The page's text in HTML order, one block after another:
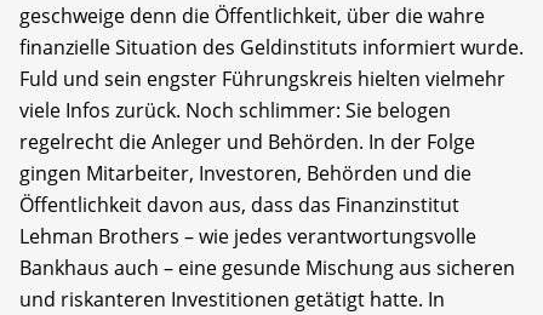
geschweige denn die Öffentlichkeit, über die wahre
finanzielle Situation des Geldinstituts informiert wurde.
Fuld und sein engster Führungskreis hielten vielmehr
viele Infos zurück. Noch schlimmer: Sie belogen
regelrecht die Anleger und Behörden. In der Folge
gingen Mitarbeiter, Investoren, Behörden und die
Öffentlichkeit davon aus, dass das Finanzinstitut
Lehman Brothers – wie jedes verantwortungsvolle
Bankhaus auch – eine gesunde Mischung aus sicheren
und riskan­teren Investitionen getätigt hatte. In